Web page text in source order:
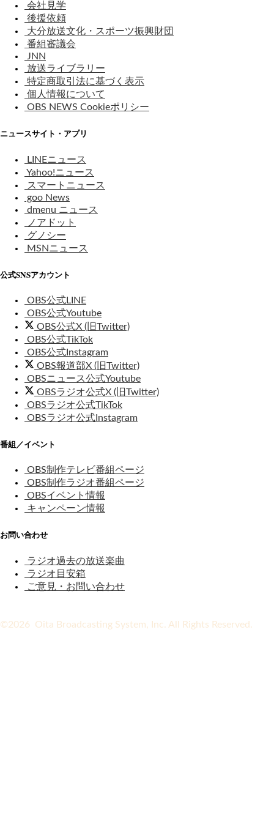
会社見学
後援依頼
大分放送文化・スポーツ振興財団
番組審議会
JNN
放送ライブラリー
特定商取引法に基づく表示
個人情報について
OBS NEWS Cookieポリシー
ニュースサイト・アプリ
LINEニュース
Yahoo!ニュース
スマートニュース
goo News
dmenu ニュース
ノアドット
グノシー
MSNニュース
公式SNSアカウント
OBS公式LINE
OBS公式Youtube
OBS公式X (旧Twitter)
OBS公式TikTok
OBS公式Instagram
OBS報道部X (旧Twitter)
OBSニュース公式Youtube
OBSラジオ公式X (旧Twitter)
OBSラジオ公式TikTok
OBSラジオ公式Instagram
番組／イベント
OBS制作テレビ番組ページ
OBS制作ラジオ番組ページ
OBSイベント情報
キャンペーン情報
お問い合わせ
ラジオ過去の放送楽曲
ラジオ目安箱
ご意見・お問い合わせ
©2026 Oita Broadcasting System, Inc. All Rights Reserved.